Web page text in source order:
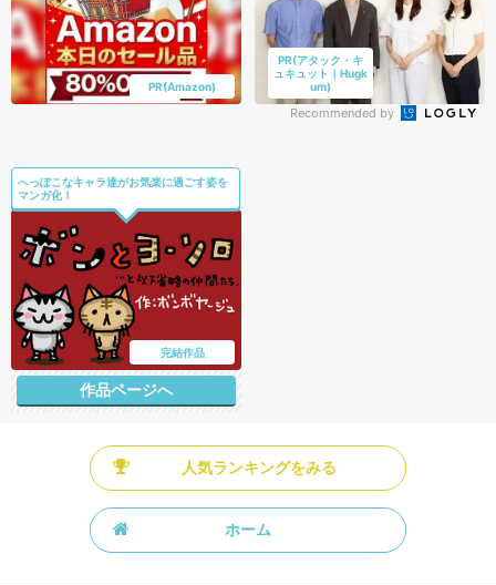
PR(Amazon)
PR(アタック・キ
ュキュット｜Hugk
um)
Recommended by
へっぽこなキャラ達がお気楽に過ごす姿を
マンガ化！
完結作品
作品ページへ
人気ランキングをみる
ホーム